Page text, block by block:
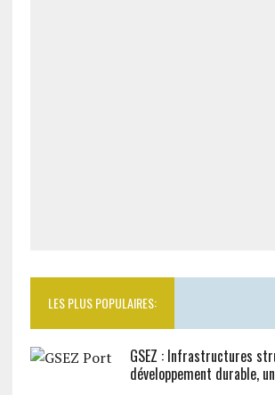
LES PLUS POPULAIRES:
GSEZ : Infrastructures
développement durable,